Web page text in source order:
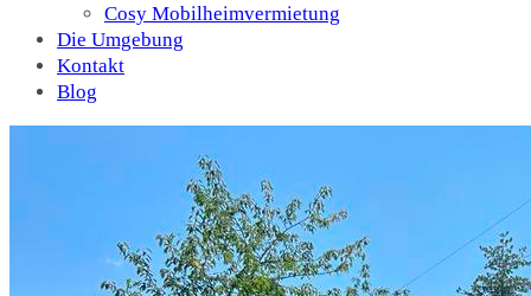
Cosy Mobilheimvermietung
Die Umgebung
Kontakt
Blog